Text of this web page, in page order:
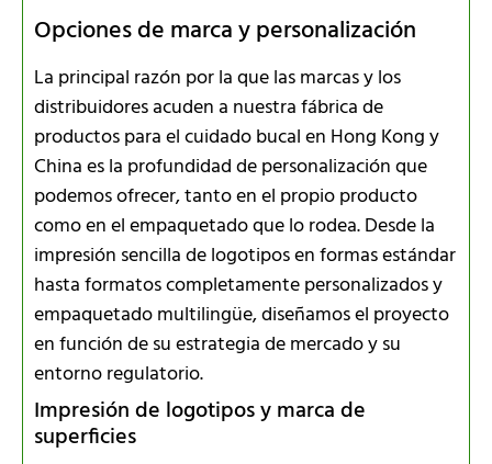
Opciones de marca y personalización
La principal razón por la que las marcas y los
distribuidores acuden a nuestra fábrica de
productos para el cuidado bucal en Hong Kong y
China es la profundidad de personalización que
podemos ofrecer, tanto en el propio producto
como en el empaquetado que lo rodea. Desde la
impresión sencilla de logotipos en formas estándar
hasta formatos completamente personalizados y
empaquetado multilingüe, diseñamos el proyecto
en función de su estrategia de mercado y su
entorno regulatorio.
Impresión de logotipos y marca de
superficies